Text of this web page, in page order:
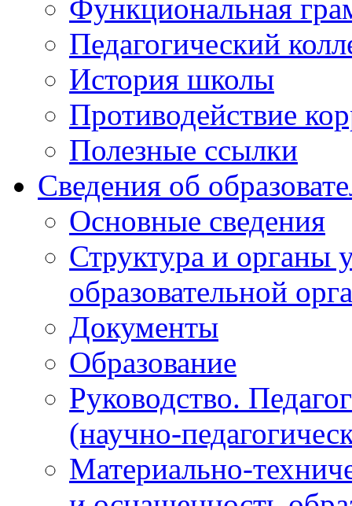
Функциональная
Педагогический
История школы
Противодействие
Полезные ссылки
Сведения об
Основные сведения
Структура и органы
образовательной
Документы
Образование
Руководство.
(научно-
Материально-